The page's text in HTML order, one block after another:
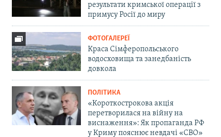
результати кримської операції з
примусу Росії до миру
ФОТОГАЛЕРЕЇ
Краса Сімферопольського
водосховища та занедбаність
довкола
ПОЛІТИКА
«Короткострокова акція
перетворилася на війну на
виснаження»: Як пропаганда РФ
у Криму пояснює невдачі «СВО»